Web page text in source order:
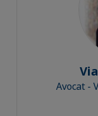
Avocat -